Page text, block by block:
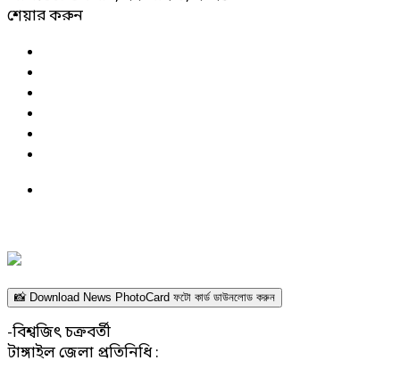
শেয়ার করুন
📸 Download News PhotoCard ফটো কার্ড ডাউনলোড করুন
-বিশ্বজিৎ চক্রবর্তী
টাঙ্গাইল জেলা প্রতিনিধি :